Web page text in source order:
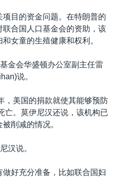
目的资金问题。在特朗普的
合国人口基金会的资助，该
女童的生殖健康和权利。
金会华盛顿办公室副主任雷
说。
，美国的捐款就使其能够预防
亡。莫伊尼汉还说，该机构已
削减的情况。
汉说。
好充分准备，比如联合国妇